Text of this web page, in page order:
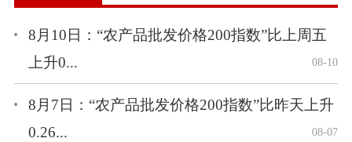
8月10日：“农产品批发价格200指数”比上周五
上升0...
08-10
8月7日：“农产品批发价格200指数”比昨天上升
0.26...
08-07